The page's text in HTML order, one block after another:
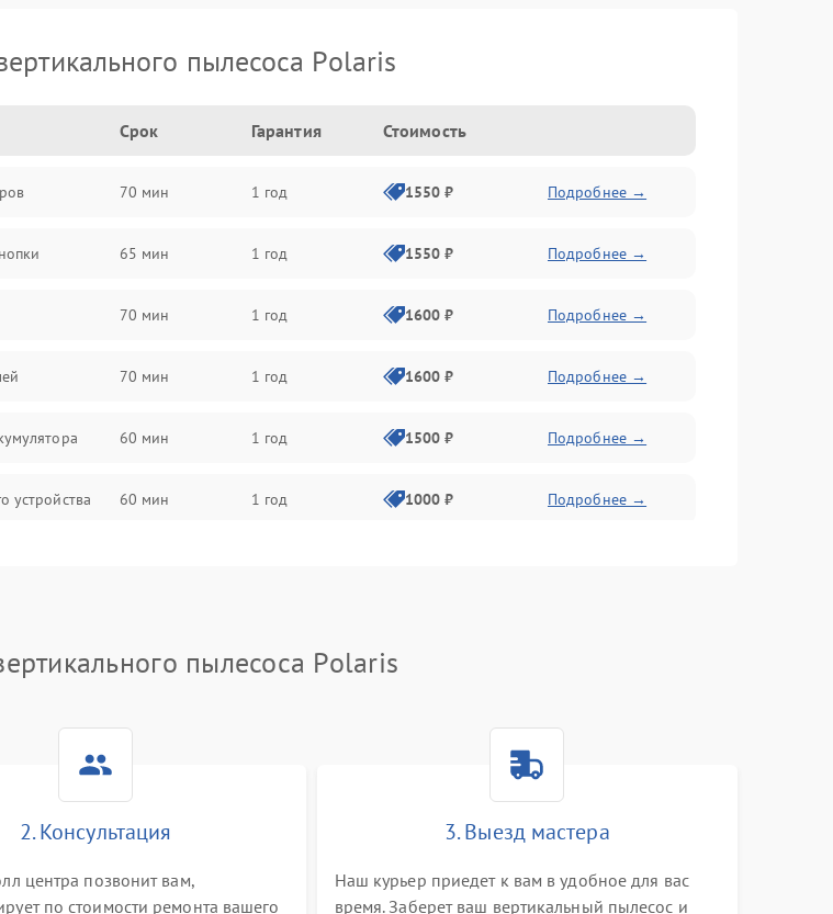
пылесоса Polaris
Срок Гарантия Стоимость
70 мин 1 год 1550 ₽ Подробнее →
65 мин 1 год 1550 ₽ Подробнее →
70 мин 1 год 1600 ₽ Подробнее →
70 мин 1 год 1600 ₽ Подробнее →
60 мин 1 год 1500 ₽ Подробнее →
устройства 60 мин 1 год 1000 ₽ Подробнее →
защиты от
пылесоса Polaris
2. Консультация
центра позвонит вам,
по стоимости ремонта вашего
3. Выезд мастера
Наш курьер приедет к вам в удобное для вас
время. Заберет ваш вертикальный пылесос и